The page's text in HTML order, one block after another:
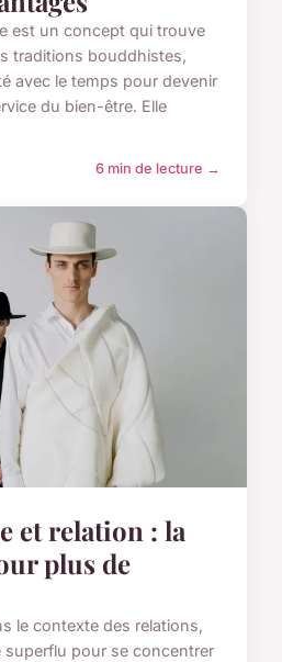
est un concept qui trouve
traditions bouddhistes,
avec le temps pour devenir
du bien-être. Elle
6 min de lecture →
et relation : la
plus de
le contexte des relations,
superflu pour se concentrer